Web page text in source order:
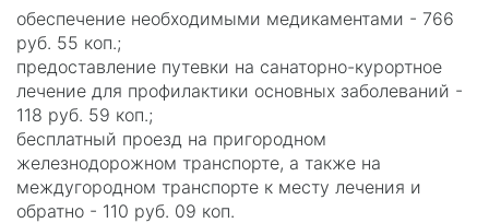
обеспечение необходимыми медикаментами - 766
руб. 55 коп.;
предоставление путевки на санаторно-курортное
лечение для профилактики основных заболеваний -
118 руб. 59 коп.;
бесплатный проезд на пригородном
железнодорожном транспорте, а также на
междугородном транспорте к месту лечения и
обратно - 110 руб. 09 коп.